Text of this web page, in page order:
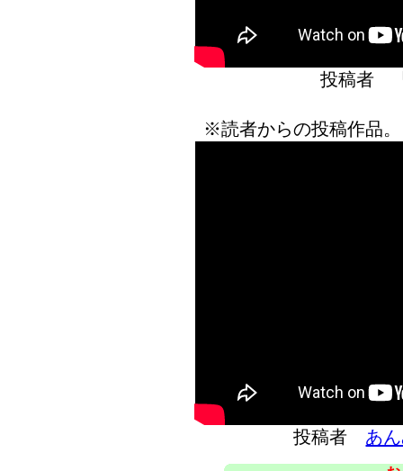
投稿者
※読者からの投稿作品
投稿者 あ